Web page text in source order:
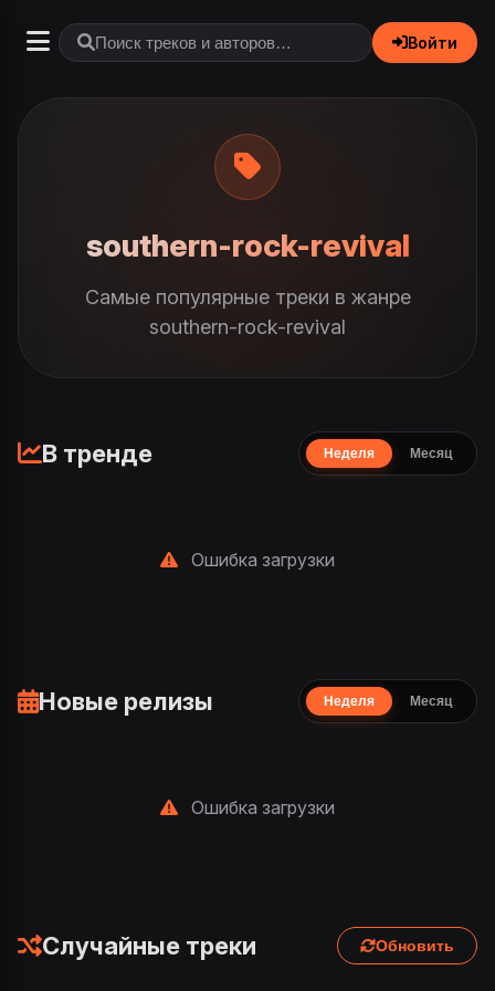
Войти
southern-rock-revival
Самые популярные треки в жанре
southern-rock-revival
В тренде Неделя Месяц
Ошибка загрузки
Новые релизы Неделя Месяц
Ошибка загрузки
Случайные треки Обновить